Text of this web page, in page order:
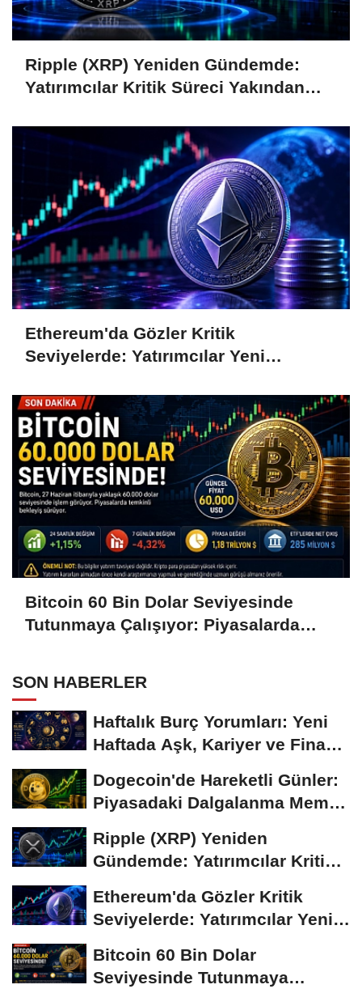
Ripple (XRP) Yeniden Gündemde:
Yatırımcılar Kritik Süreci Yakından
Ethereum'da Gözler Kritik
Seviyelerde: Yatırımcılar Yeni
Bitcoin 60 Bin Dolar Seviyesinde
Tutunmaya Çalışıyor: Piyasalarda
SON HABERLER
Haftalık Burç Yorumları: Yeni
Haftada Aşk, Kariyer ve Finans
Dogecoin'de Hareketli Günler:
Piyasadaki Dalgalanma Meme
Ripple (XRP) Yeniden
Gündemde: Yatırımcılar Kritik
Ethereum'da Gözler Kritik
Seviyelerde: Yatırımcılar Yeni
Bitcoin 60 Bin Dolar
Seviyesinde Tutunmaya